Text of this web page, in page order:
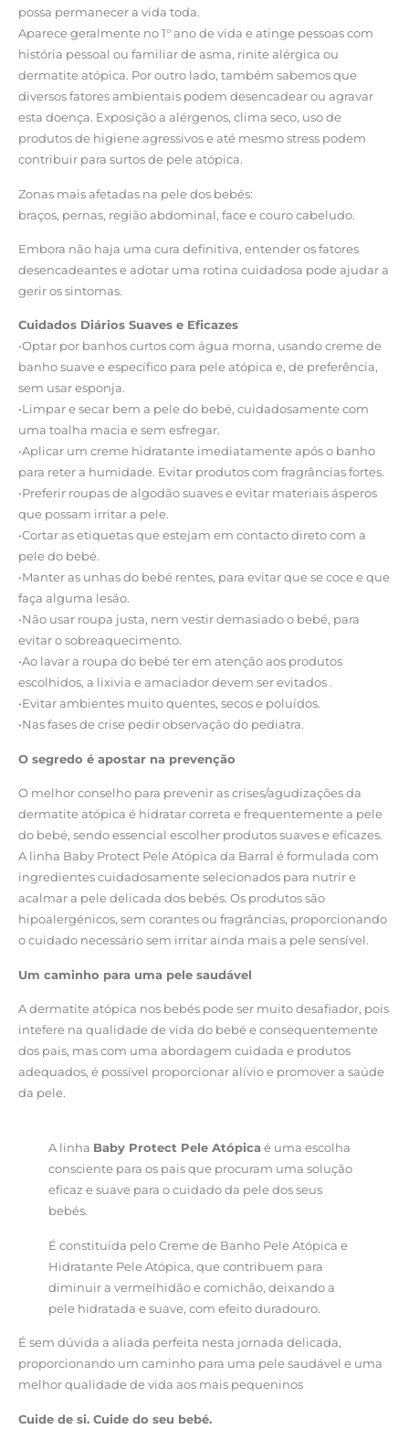
possa permanecer a vida toda.
Aparece geralmente no 1° ano de vida e atinge pessoas com
história pessoal ou familiar de asma, rinite alérgica ou
dermatite atópica. Por outro lado, também sabemos que
diversos fatores ambientais podem desencadear ou agravar
esta doença. Exposição a alérgenos, clima seco, uso de
produtos de higiene agressivos e até mesmo stress podem
contribuir para surtos de pele atópica.
Zonas mais afetadas na pele dos bebés:
braços, pernas, região abdominal, face e couro cabeludo.
Embora não haja uma cura definitiva, entender os fatores
desencadeantes e adotar uma rotina cuidadosa pode ajudar a
gerir os sintomas.
Cuidados Diários Suaves e Eficazes
•Optar por banhos curtos com água morna, usando creme de
banho suave e específico para pele atópica e, de preferência,
sem usar esponja.
•Limpar e secar bem a pele do bebé, cuidadosamente com
uma toalha macia e sem esfregar.
•Aplicar um creme hidratante imediatamente após o banho
para reter a humidade. Evitar produtos com fragrâncias fortes.
•Preferir roupas de algodão suaves e evitar materiais ásperos
que possam irritar a pele.
•Cortar as etiquetas que estejam em contacto direto com a
pele do bebé.
•Manter as unhas do bebé rentes, para evitar que se coce e que
faça alguma lesão.
•Não usar roupa justa, nem vestir demasiado o bebé, para
evitar o sobreaquecimento.
•Ao lavar a roupa do bebé ter em atenção aos produtos
escolhidos, a lixivia e amaciador devem ser evitados .
•Evitar ambientes muito quentes, secos e poluídos.
•Nas fases de crise pedir observação do pediatra.
O segredo é apostar na prevenção
O melhor conselho para prevenir as crises/agudizações da
dermatite atópica é hidratar correta e frequentemente a pele
do bebé, sendo essencial escolher produtos suaves e eficazes.
A linha Baby Protect Pele Atópica da Barral é formulada com
ingredientes cuidadosamente selecionados para nutrir e
acalmar a pele delicada dos bebés. Os produtos são
hipoalergénicos, sem corantes ou fragrâncias, proporcionando
o cuidado necessário sem irritar ainda mais a pele sensível.
Um caminho para uma pele saudável
A dermatite atópica nos bebés pode ser muito desafiador, pois
intefere na qualidade de vida do bebé e consequentemente
dos pais, mas com uma abordagem cuidada e produtos
adequados, é possível proporcionar alívio e promover a saúde
da pele.
A linha Baby Protect Pele Atópica é uma escolha
consciente para os pais que procuram uma solução
eficaz e suave para o cuidado da pele dos seus
bebés.
É constituída pelo Creme de Banho Pele Atópica e
Hidratante Pele Atópica, que contribuem para
diminuir a vermelhidão e comichão, deixando a
pele hidratada e suave, com efeito duradouro.
É sem dúvida a aliada perfeita nesta jornada delicada,
proporcionando um caminho para uma pele saudável e uma
melhor qualidade de vida aos mais pequeninos
Cuide de si. Cuide do seu bebé.